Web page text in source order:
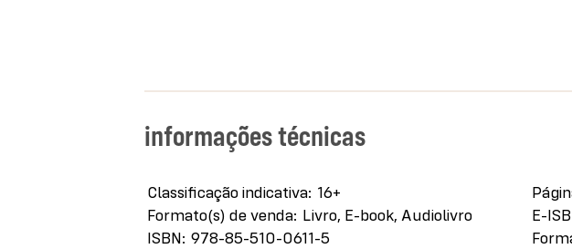
informações técnicas
Mais
informações
Classificação indicativa 16+
Formato(s) de venda Livro, E-book, Audiolivro
ISBN 978-85-510-0611-5
E-